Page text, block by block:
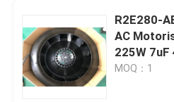
R2E280-
AC
225W 7uF
MOQ：1